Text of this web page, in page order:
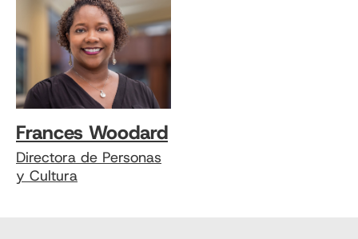
Frances Woodard
Directora de Personas
y Cultura